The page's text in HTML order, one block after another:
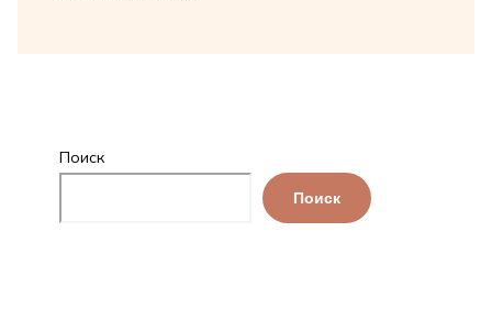
Поиск
Поиск